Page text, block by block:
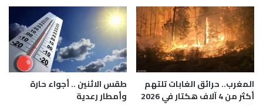
المغرب.. حرائق الغابات تلتهم
أكثر من 4 آلاف هكتار في 2026
طقس الاثنين .. أجواء حارة
وأمطار رعدية